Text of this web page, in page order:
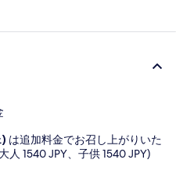
は追加料金でお召し上がりいた
人 1540 JPY、子供 1540 JPY)